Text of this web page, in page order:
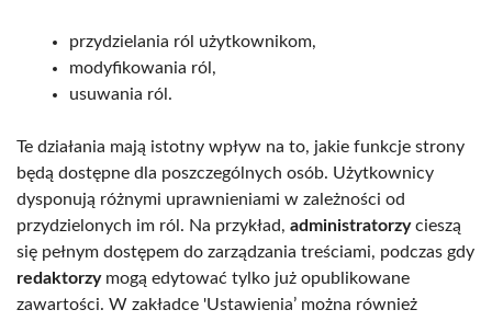
przydzielania ról użytkownikom,
modyfikowania ról,
usuwania ról.
Te działania mają istotny wpływ na to, jakie funkcje strony
będą dostępne dla poszczególnych osób. Użytkownicy
dysponują różnymi uprawnieniami w zależności od
przydzielonych im ról. Na przykład, administratorzycieszą
się pełnym dostępem do zarządzania treściami, podczas gdy
redaktorzymogą edytować tylko już opublikowane
zawartości. W zakładce 'Ustawienia’ można również